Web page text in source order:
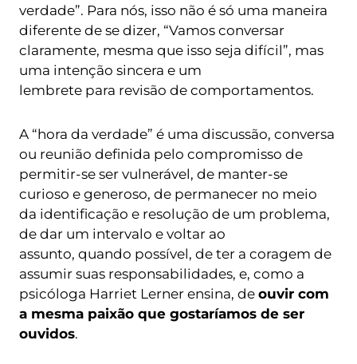
verdade”. Para nós, isso não é só uma maneira
diferente de se dizer, “Vamos conversar
claramente, mesma que isso seja difícil”, mas
uma intenção sincera e um
lembrete para revisão de comportamentos.
A “hora da verdade” é uma discussão, conversa
ou reunião definida pelo compromisso de
permitir-se ser vulnerável, de manter-se
curioso e generoso, de permanecer no meio
da identificação e resolução de um problema,
de dar um intervalo e voltar ao
assunto, quando possível, de ter a coragem de
assumir suas responsabilidades, e, como a
psicóloga Harriet Lerner ensina, deouvir com
a mesma paixão que gostaríamos de ser
ouvidos.